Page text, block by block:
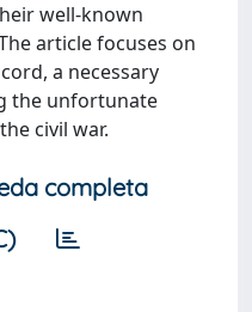
well-known
article focuses on
a necessary
the unfortunate
civil war.
completa